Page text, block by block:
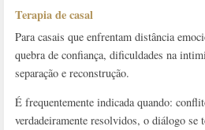
Terapia de casal
Para casais que enfrentam distância
quebra de confiança, dificuldades na
separação e reconstrução.
É frequentemente indicada quando:
verdadeiramente resolvidos, o diálogo se